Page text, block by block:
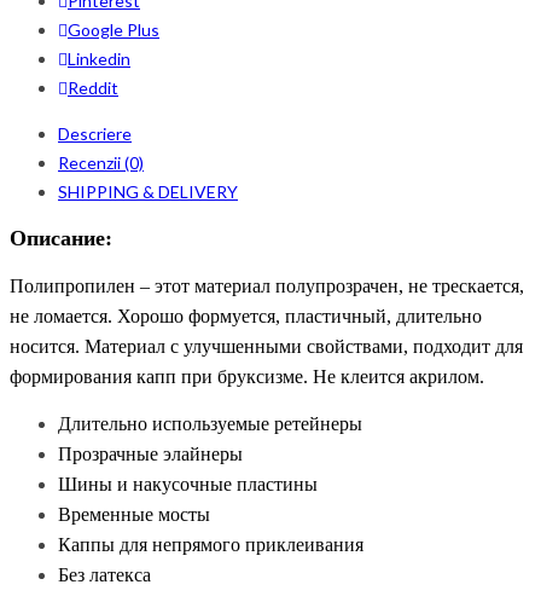
Google Plus
Linkedin
Reddit
Descriere
Recenzii (0)
SHIPPING & DELIVERY
Описание:
Полипропилен – этот материал полупрозрачен, не трескается,
не ломается. Хорошо формуется, пластичный, длительно
носится. Материал с улучшенными свойствами, подходит для
формирования капп при бруксизме. Не клеится акрилом.
Длительно используемые ретейнеры
Прозрачные элайнеры
Шины и накусочные пластины
Временные мосты
Каппы для непрямого приклеивания
Без латекса